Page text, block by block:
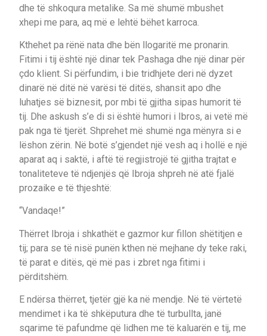
dhe të shkoqura metalike. Sa më shumë mbushet
xhepi me para, aq më e lehtë bëhet karroca.
Kthehet pa rënë nata dhe bën llogaritë me pronarin.
Fitimi i tij është një dinar tek Pashaga dhe një dinar për
çdo klient. Si përfundim, i bie tridhjete deri në dyzet
dinarë në ditë në varësi të ditës, shansit apo dhe
luhatjes së biznesit, por mbi të gjitha sipas humorit të
tij. Dhe askush s’e di si është humori i Ibros, ai vetë më
pak nga të tjerët. Shprehet më shumë nga mënyra si e
lëshon zërin. Në botë s’gjendet një vesh aq i hollë e një
aparat aq i saktë, i aftë të regjistrojë të gjitha trajtat e
tonaliteteve të ndjenjës që Ibroja shpreh në atë fjalë
prozaike e të thjeshtë:
“Vandaqe!”
Thërret Ibroja i shkathët e gazmor kur fillon shëtitjen e
tij; para se të nisë punën kthen në mejhane dy teke raki,
të parat e ditës, që më pas i zbret nga fitimi i
përditshëm.
E ndërsa thërret, tjetër gjë ka në mendje. Në të vërtetë
mendimet i ka të shkëputura dhe të turbullta, janë
sqarime të pafundme që lidhen me të kaluarën e tij, me